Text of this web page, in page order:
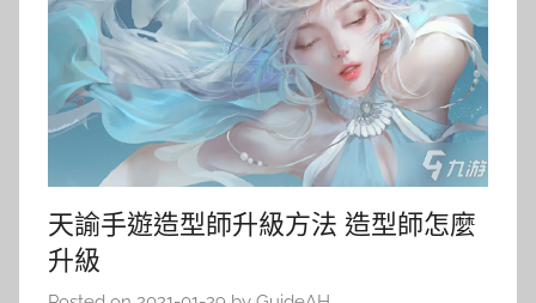
天諭手遊造型師升級方法 造型師怎麼
升級